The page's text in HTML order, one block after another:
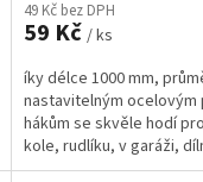
49 Kč bez DPH
59 Kč / ks
íky délce 1000 mm,
nastavitelným ocelovým
hákům se skvěle hodí
kole, rudlíku, v garáži,
převážení vybavení.